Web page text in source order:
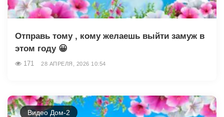
Отправь тому , кому желаешь выйти замуж в
этом году 😀
171 28 АПРЕЛЯ, 2026 10:54
Видео Дом-2